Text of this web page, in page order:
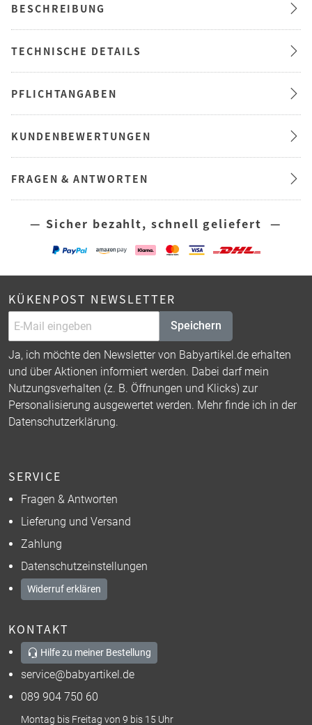
BESCHREIBUNG
TECHNISCHE DETAILS
PFLICHTANGABEN
KUNDENBEWERTUNGEN
FRAGEN & ANTWORTEN
— Sicher bezahlt, schnell geliefert —
KÜKENPOST NEWSLETTER
Speichern
Ja, ich möchte den Newsletter von Babyartikel.de erhalten
und über Aktionen informiert werden. Dabei darf mein
Nutzungsverhalten (z. B. Öffnungen und Klicks) zur
Personalisierung ausgewertet werden. Mehr finde ich in der
Datenschutzerklärung.
SERVICE
Fragen & Antworten
Lieferung und Versand
Zahlung
Datenschutzeinstellungen
Widerruf erklären
KONTAKT
Hilfe zu meiner Bestellung
service@babyartikel.de
089 904 750 60
Montag bis Freitag von 9 bis 15 Uhr